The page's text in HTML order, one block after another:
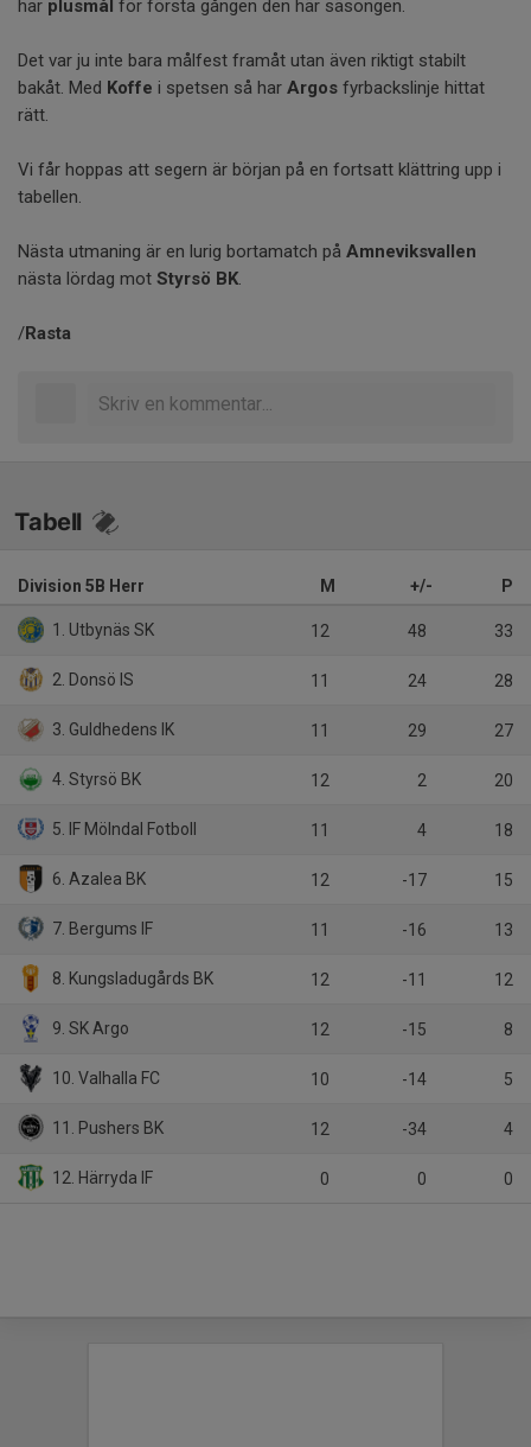
har plusmål för första gången den här säsongen.
Det var ju inte bara målfest framåt utan även riktigt stabilt
bakåt. Med Koffe i spetsen så har Argos fyrbackslinje hittat
rätt.
Vi får hoppas att segern är början på en fortsatt klättring upp i
tabellen.
Nästa utmaning är en lurig bortamatch på Amneviksvallen
nästa lördag mot Styrsö BK
/Rasta
Tabell
Division 5B Herr M +/- P
1. Utbynäs SK 12 48 33
2. Donsö IS 11 24 28
3. Guldhedens IK 11 29 27
4. Styrsö BK 12 2 20
5. IF Mölndal Fotboll 11 4 18
6. Azalea BK 12 -17 15
7. Bergums IF 11 -16 13
8. Kungsladugårds BK 12 -11 12
9. SK Argo 12 -15 8
10. Valhalla FC 10 -14 5
11. Pushers BK 12 -34 4
12. Härryda IF 0 0 0